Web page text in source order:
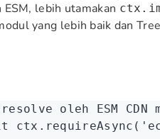
lebih utamakan
yang lebih baik dan
oleh ESM CDN
ctx .requireAsync (